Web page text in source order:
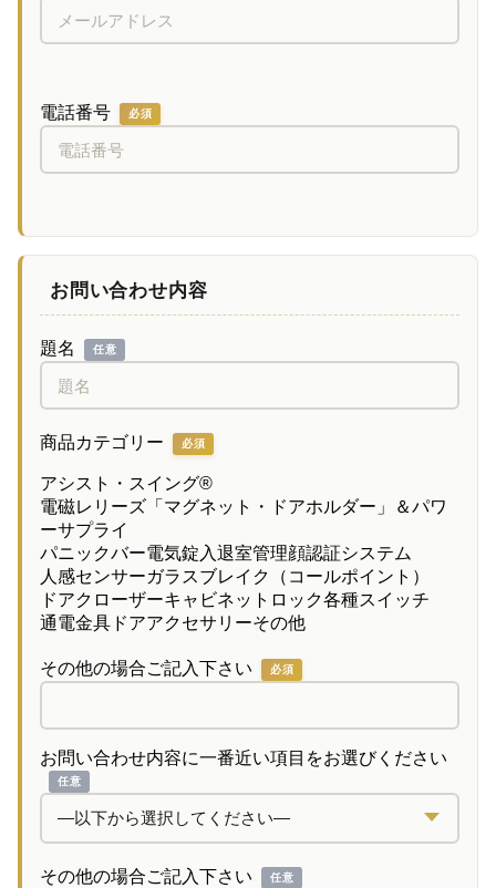
電話番号 必須
お問い合わせ内容
題名 任意
商品カテゴリー 必須
アシスト・スイング®
電磁レリーズ「マグネット・ドアホルダー」＆パワ
ーサプライ
パニックバー電気錠入退室管理顔認証システム
人感センサーガラスブレイク（コールポイント）
ドアクローザーキャビネットロック各種スイッチ
通電金具 ドアアクセサリーその他
その他の場合ご記入下さい 必須
お問い合わせ内容に一番近い項目をお選びください
任意
その他の場合ご記入下さい 任意